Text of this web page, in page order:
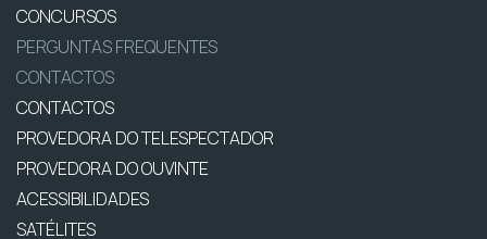
CONCURSOS
PERGUNTAS FREQUENTES
CONTACTOS
CONTACTOS
PROVEDORA DO TELESPECTADOR
PROVEDORA DO OUVINTE
ACESSIBILIDADES
SATÉLITES